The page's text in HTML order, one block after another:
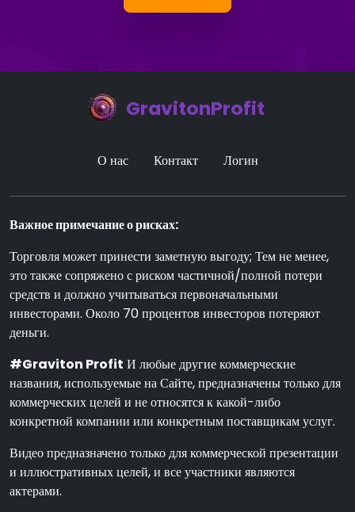
GravitonProfit
О нас Контакт Логин
Важное примечание о рисках:
Торговля может принести заметную выгоду; Тем не менее,
это также сопряжено с риском частичной/полной потери
средств и должно учитываться первоначальными
инвесторами. Около 70 процентов инвесторов потеряют
деньги.
#Graviton Profit И любые другие коммерческие
названия, используемые на Сайте, предназначены только для
коммерческих целей и не относятся к какой-либо
конкретной компании или конкретным поставщикам услуг.
Видео предназначено только для коммерческой презентации
и иллюстративных целей, и все участники являются
актерами.